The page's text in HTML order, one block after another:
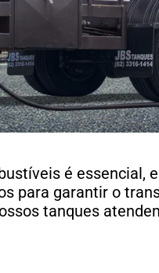
é essencial,
para garantir o
tanques